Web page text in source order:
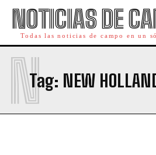
NOTICIAS DE
Todas las noticias de campo en un
Tag: NEW
N